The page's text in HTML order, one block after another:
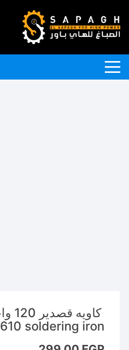
إلى
المحتوى
soldering iron